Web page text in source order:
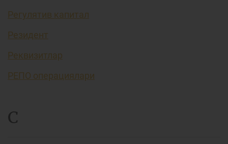
Регулятив капитал
Резидент
Реквизитлар
РЕПО операциялари
С